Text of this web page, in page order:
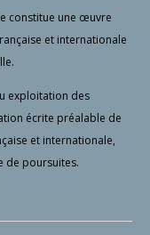
constitue une œuvre
et internationale
exploitation des
écrite préalable de
et internationale,
de poursuites.